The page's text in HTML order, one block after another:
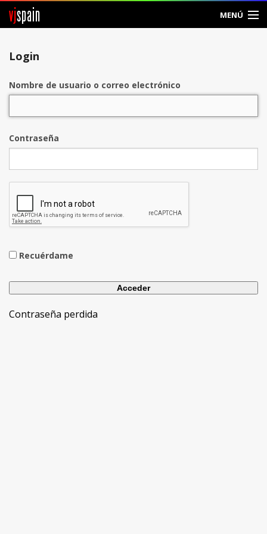
vjspain MENÚ
Login
Nombre de usuario o correo electrónico
Contraseña
Recuérdame
Contraseña perdida